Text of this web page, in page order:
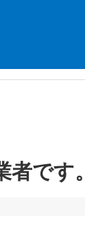
です。